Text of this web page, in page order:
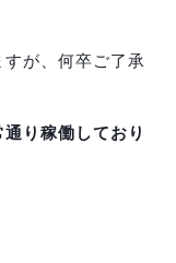
が、何卒ご了承
り稼働しており